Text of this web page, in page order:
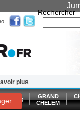
Rechercher
GRAND
CHELEM
plus